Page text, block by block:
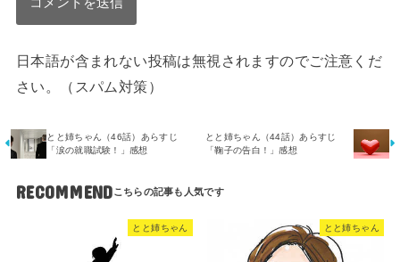
日本語が含まれない投稿は無視されますのでご注意くだ
さい。（スパム対策）
とと姉ちゃん（46話）あらすじ
「涙の就職試験！」感想
とと姉ちゃん（44話）あらすじ
「鞠子の告白！」感想
RECOMMEND
とと姉ちゃん とと姉ちゃん